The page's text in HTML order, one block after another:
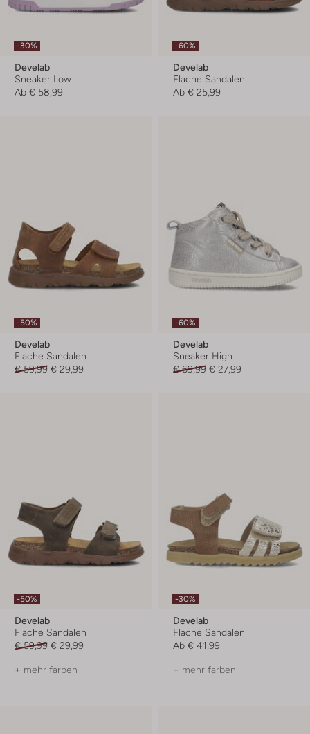
-30%
Develab
Sneaker Low
Ab € 58,99
-60%
Develab
Flache Sandalen
Ab € 25,99
-50%
Develab
Flache Sandalen
€ 59,99 € 29,99
-60%
Develab
Sneaker High
€ 69,99 € 27,99
-50%
Develab
Flache Sandalen
€ 59,99 € 29,99
+ mehr farben
-30%
Develab
Flache Sandalen
Ab € 41,99
+ mehr farben